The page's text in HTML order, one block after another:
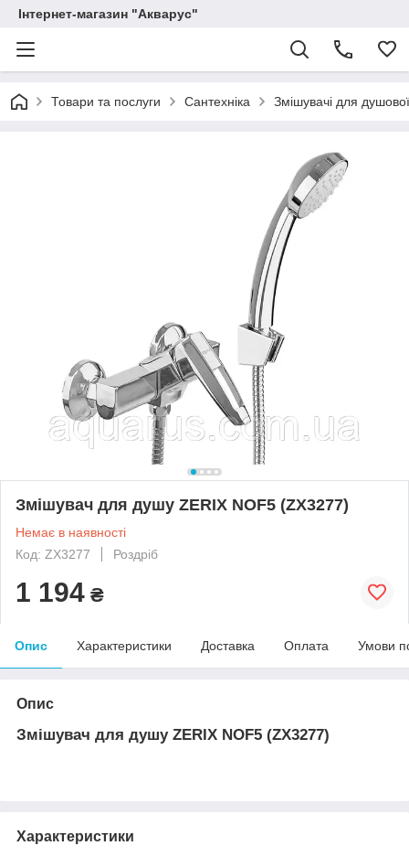
Інтернет-магазин "Акварус"
Товари та послуги Сантехніка Змішувачі для
Змішувач для душу ZERIX NOF5 (ZX3277)
Немає в наявності
Код: ZX3277
Роздріб
1 194 ₴
Опис Характеристики Доставка Оплата Умови
Опис
Змішувач для душу ZERIX NOF5 (ZX3277)
Характеристики